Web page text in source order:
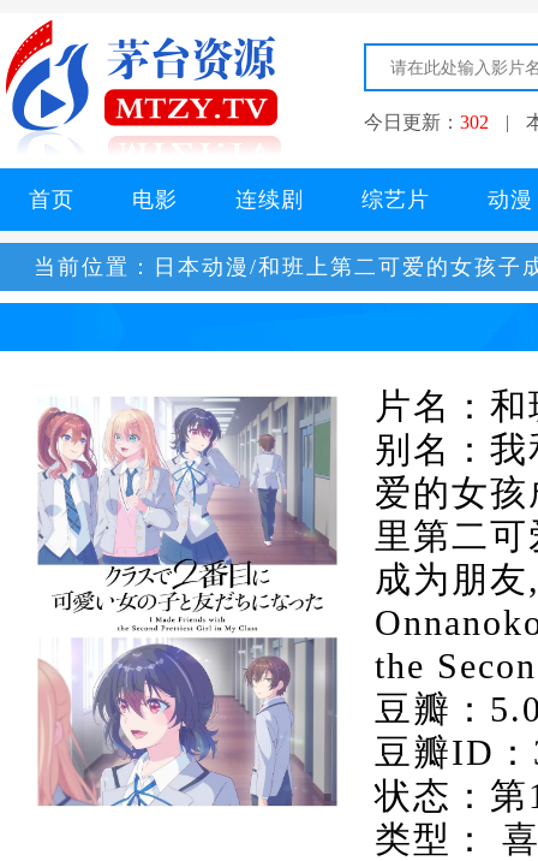
今日更新： 302 |
首页 电影 连续剧 综艺片 动漫
当前位置： 日本动漫/和班上第二可爱的女孩子
片名：
别名：
爱的女
里第二
成为朋
the
豆瓣：
豆瓣ID：
状态：第
类型：